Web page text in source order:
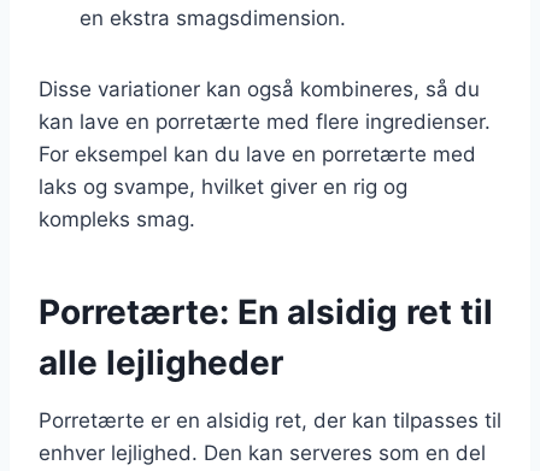
en ekstra smagsdimension.
Disse variationer kan også kombineres, så du
kan lave en porretærte med flere ingredienser.
For eksempel kan du lave en porretærte med
laks og svampe, hvilket giver en rig og
kompleks smag.
Porretærte: En alsidig ret til
alle lejligheder
Porretærte er en alsidig ret, der kan tilpasses til
enhver lejlighed. Den kan serveres som en del